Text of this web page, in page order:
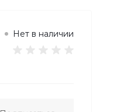
Нет в наличии